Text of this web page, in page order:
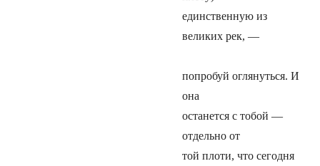
единственную из
великих рек, —
попробуй оглянуться. И
она
останется с тобой —
отдельно от
той плоти, что сегодня